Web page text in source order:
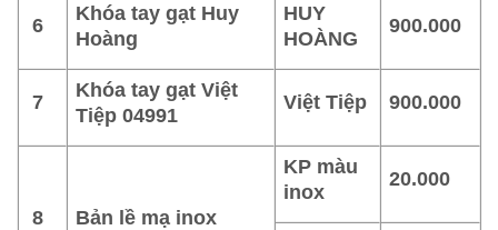
6
Khóa tay gạt Huy
Hoàng
HUY
HOÀNG
900.000
7
Khóa tay gạt Việt
Tiệp 04991
Việt Tiệp 900.000
8 Bản lề mạ inox
KP màu
inox
20.000